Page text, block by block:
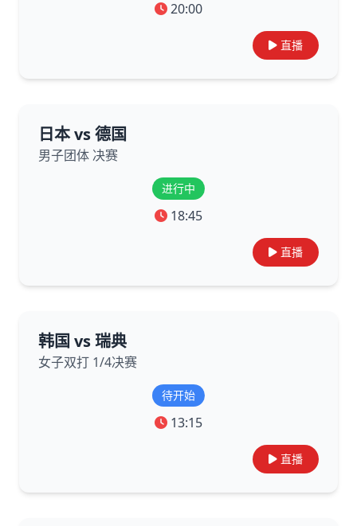
20:00
直播
日本 vs 德国
男子团体 决赛
进行中
18:45
直播
韩国 vs 瑞典
女子双打 1/4决赛
待开始
13:15
直播